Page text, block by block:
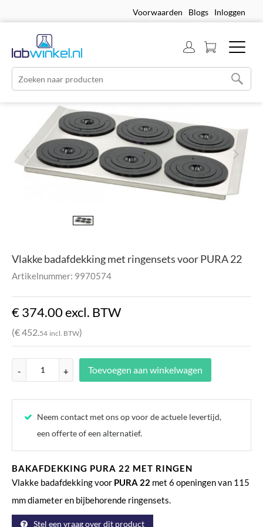
Voorwaarden Blogs Inloggen
Vlakke badafdekking met ringensets voor PURA 22
Artikelnummer: 9970574
€ 374.00excl. BTW
(€ 452.54 incl. BTW)
- + Toevoegen aan winkelwagen
Neem contact met ons op voor de actuele levertijd,
een offerte of een alternatief.
BAKAFDEKKING PURA 22 MET RINGEN
Vlakke badafdekking voor PURA 22 met 6 openingen van 115
mm diameter en bijbehorende ringensets.
Stel een vraag over dit product